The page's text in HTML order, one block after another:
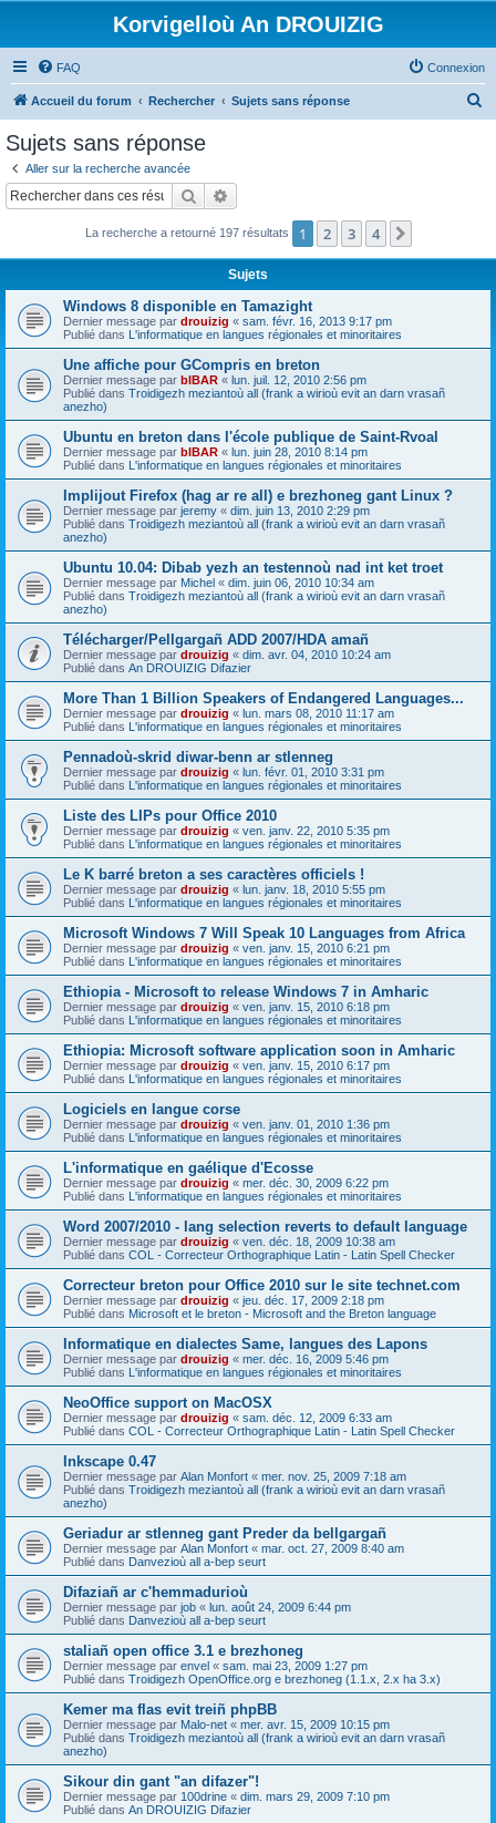
Korvigelloù An DROUIZIG
FAQ Connexion
Accueil du forum Rechercher Sujets sans réponse
c
Sujets sans réponse
Aller sur la recherche avancée
Rechercher
La recherche a retourné 197 résultats 1 2 3 4
Sujets
Windows 8 disponible en Tamazight
Dernier message par drouizig « sam. févr. 16, 2013 9:17 pm
Publié dans L'informatique en langues régionales et minoritaires
Une affiche pour GCompris en breton
Dernier message par bIBAR « lun. juil. 12, 2010 2:56 pm
Publié dans Troidigezh meziantoù all (frank a wirioù evit an darn vrasañ
anezho)
Ubuntu en breton dans l'école publique de Saint-Rvoal
Dernier message par bIBAR « lun. juin 28, 2010 8:14 pm
Publié dans L'informatique en langues régionales et minoritaires
Implijout Firefox (hag ar re all) e brezhoneg gant Linux ?
Dernier message par jeremy « dim. juin 13, 2010 2:29 pm
Publié dans Troidigezh meziantoù all (frank a wirioù evit an darn vrasañ
anezho)
Ubuntu 10.04: Dibab yezh an testennoù nad int ket troet
Dernier message par Michel « dim. juin 06, 2010 10:34 am
Publié dans Troidigezh meziantoù all (frank a wirioù evit an darn vrasañ
anezho)
Télécharger/Pellgargañ ADD 2007/HDA amañ
Dernier message par drouizig « dim. avr. 04, 2010 10:24 am
Publié dans An DROUIZIG Difazier
More Than 1 Billion Speakers of Endangered Languages...
Dernier message par drouizig « lun. mars 08, 2010 11:17 am
Publié dans L'informatique en langues régionales et minoritaires
Pennadoù-skrid diwar-benn ar stlenneg
Dernier message par drouizig « lun. févr. 01, 2010 3:31 pm
Publié dans L'informatique en langues régionales et minoritaires
Liste des LIPs pour Office 2010
Dernier message par drouizig « ven. janv. 22, 2010 5:35 pm
Publié dans L'informatique en langues régionales et minoritaires
Le K barré breton a ses caractères officiels !
Dernier message par drouizig « lun. janv. 18, 2010 5:55 pm
Publié dans L'informatique en langues régionales et minoritaires
Microsoft Windows 7 Will Speak 10 Languages from Africa
Dernier message par drouizig « ven. janv. 15, 2010 6:21 pm
Publié dans L'informatique en langues régionales et minoritaires
Ethiopia - Microsoft to release Windows 7 in Amharic
Dernier message par drouizig « ven. janv. 15, 2010 6:18 pm
Publié dans L'informatique en langues régionales et minoritaires
Ethiopia: Microsoft software application soon in Amharic
Dernier message par drouizig « ven. janv. 15, 2010 6:17 pm
Publié dans L'informatique en langues régionales et minoritaires
Logiciels en langue corse
Dernier message par drouizig « ven. janv. 01, 2010 1:36 pm
Publié dans L'informatique en langues régionales et minoritaires
L'informatique en gaélique d'Ecosse
Dernier message par drouizig « mer. déc. 30, 2009 6:22 pm
Publié dans L'informatique en langues régionales et minoritaires
Word 2007/2010 - lang selection reverts to default language
Dernier message par drouizig « ven. déc. 18, 2009 10:38 am
Publié dans COL - Correcteur Orthographique Latin - Latin Spell Checker
Correcteur breton pour Office 2010 sur le site technet.com
Dernier message par drouizig « jeu. déc. 17, 2009 2:18 pm
Publié dans Microsoft et le breton - Microsoft and the Breton language
Informatique en dialectes Same, langues des Lapons
Dernier message par drouizig « mer. déc. 16, 2009 5:46 pm
Publié dans L'informatique en langues régionales et minoritaires
NeoOffice support on MacOSX
Dernier message par drouizig « sam. déc. 12, 2009 6:33 am
Publié dans COL - Correcteur Orthographique Latin - Latin Spell Checker
Inkscape 0.47
Dernier message par Alan Monfort « mer. nov. 25, 2009 7:18 am
Publié dans Troidigezh meziantoù all (frank a wirioù evit an darn vrasañ
anezho)
Geriadur ar stlenneg gant Preder da bellgargañ
Dernier message par Alan Monfort « mar. oct. 27, 2009 8:40 am
Publié dans Danvezioù all a-bep seurt
Difaziañ ar c'hemmadurioù
Dernier message par job « lun. août 24, 2009 6:44 pm
Publié dans Danvezioù all a-bep seurt
staliañ open office 3.1 e brezhoneg
Dernier message par envel « sam. mai 23, 2009 1:27 pm
Publié dans Troidigezh OpenOffice.org e brezhoneg (1.1.x, 2.x ha 3.x)
Kemer ma flas evit treiñ phpBB
Dernier message par Malo-net « mer. avr. 15, 2009 10:15 pm
Publié dans Troidigezh meziantoù all (frank a wirioù evit an darn vrasañ
anezho)
Sikour din gant "an difazer"!
Dernier message par 100drine « dim. mars 29, 2009 7:10 pm
Publié dans An DROUIZIG Difazier